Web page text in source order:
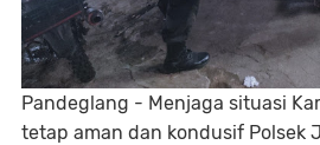
Pandeglang - Menjaga situasi
tetap aman dan kondusif Polsek